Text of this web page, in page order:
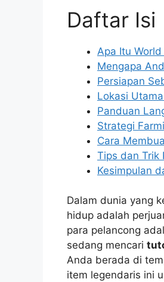
Daftar Isi
Apa Itu
Mengapa
Persiapan
Lokasi
Panduan
Strategi
Cara
Tips dan Trik
Kesimpulan
Dalam dunia yang
hidup adalah
para pelancong
sedang mencari
Anda berada di
item legendaris ini